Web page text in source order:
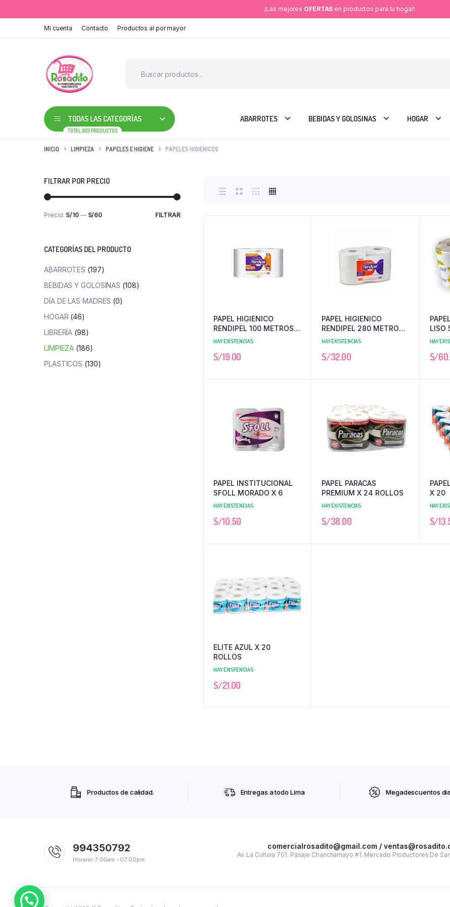
¡Las mejores OFERTAS en productos para tu hogar!
Mi cuenta Contacto Productos al por mayor
TODAS LAS CATEGORÍAS
TOTAL 803 PRODUCTOS
ABARROTES BEBIDAS Y GOLOSINAS HOGAR
INICIO LIMPIEZA PAPELES E HIGIENE PAPELES HIGIÉNICOS
PAPEL HIGIENICO
RENDIPEL 100 METROS X
6
HAY EXISTENCIAS
S/19.00
PAPEL HIGIENICO
RENDIPEL 280 METROS
X 6
HAY EXISTENCIAS
S/32.00
LISO
HAY
S/
PAPEL INSTITUCIONAL
SFOLL MORADO X 6
HAY EXISTENCIAS
S/10.50
PAPEL PARACAS
PREMIUM X 24 ROLLOS
HAY EXISTENCIAS
S/38.00
X 20
HAY
S/
ELITE AZUL X 20
ROLLOS
HAY EXISTENCIAS
S/21.00
FILTRAR POR PRECIO
Precio
Precio
FILTRAR
Precio: S/10— S/60
CATEGORÍAS DEL PRODUCTO
ABARROTES (197)
BEBIDAS Y GOLOSINAS (108)
DÍA DE LAS MADRES (0)
HOGAR (46)
LIBRERÍA (98)
LIMPIEZA (186)
PLASTICOS (130)
Productos de calidad. Entregas a todo Lima Megadescuentos
994350792
Horario 7:00am - 07:00pm
comercialrosadito@gmail.com /
Av. La Cultura 701. Pasaje Chanchamayo #1. Mercado Productores De